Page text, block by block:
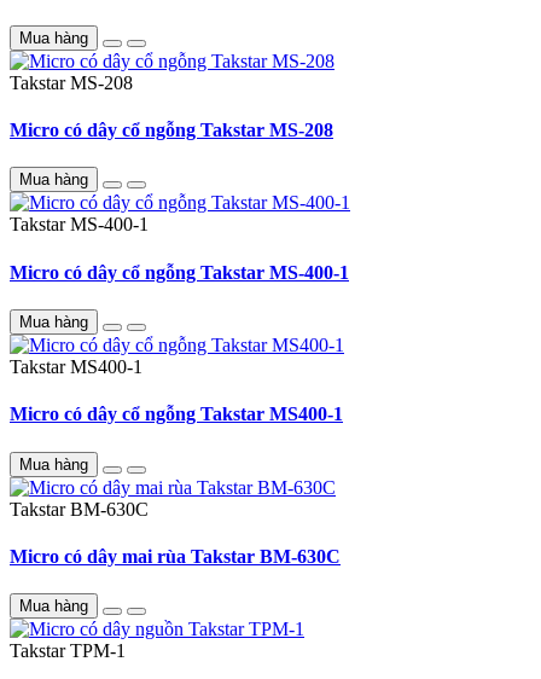
Mua hàng
TakstarMS-208
Micro có dây cổ ngỗng Takstar MS-208
Mua hàng
TakstarMS-400-1
Micro có dây cổ ngỗng Takstar MS-400-1
Mua hàng
TakstarMS400-1
Micro có dây cổ ngỗng Takstar MS400-1
Mua hàng
TakstarBM-630C
Micro có dây mai rùa Takstar BM-630C
Mua hàng
TakstarTPM-1